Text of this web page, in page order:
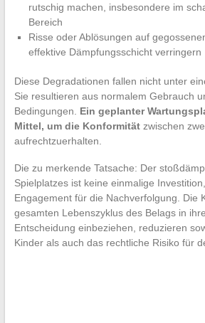
rutschig machen, insbesondere im
Bereich
Risse oder Ablösungen auf
effektive Dämpfungsschicht verringern
Diese Degradationen fallen nicht unter
Sie resultieren aus normalem Gebrauch
Bedingungen. Ein geplanter
Mittel, um die Konformitätzwischen
aufrechtzuerhalten.
Die zu merkende Tatsache: Der
Spielplatzes ist keine einmalige
Engagement für die Nachverfolgung. Die
gesamten Lebenszyklus des Belags in
Entscheidung einbeziehen, reduzieren
Kinder als auch das rechtliche Risiko für